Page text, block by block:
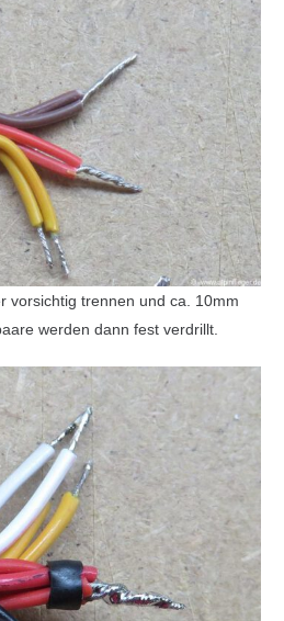
vorsichtig trennen und ca. 10mm
werden dann fest verdrillt.